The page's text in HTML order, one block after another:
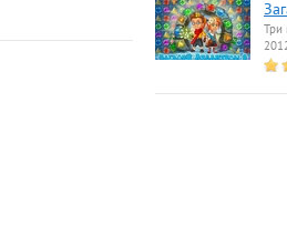
Три